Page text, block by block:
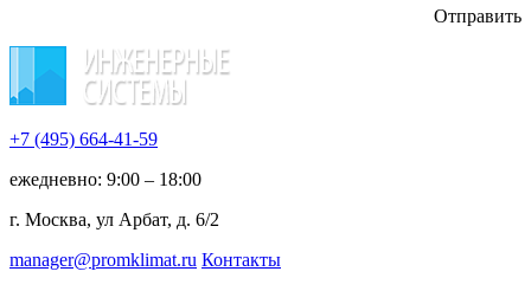
Отправить
+7 (495) 664-41-59
ежедневно: 9:00 – 18:00
г. Москва, ул Арбат, д. 6/2
manager@promklimat.ru Контакты